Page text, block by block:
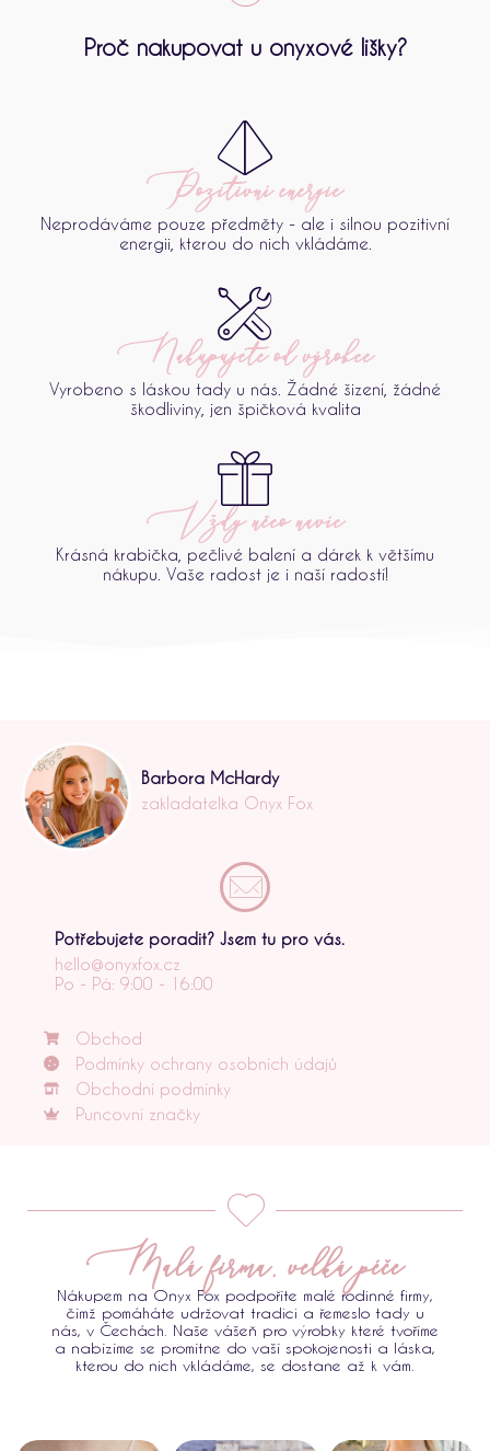
Proč nakupovat u onyxové lišky?
Pozitivní energie
Neprodáváme pouze předměty - ale i silnou pozitivní
energii, kterou do nich vkládáme.
Nakupujete od výrobce
Vyrobeno s láskou tady u nás. Žádné šizení, žádné
škodliviny, jen špičková kvalita
Vždy něco navíc
Krásná krabička, pečlivé balení a dárek k většímu
nákupu. Vaše radost je i naší radostí!
Barbora McHardy
zakladatelka Onyx Fox
Potřebujete poradit? Jsem tu pro vás.
hello@onyxfox.cz
Po - Pá: 9:00 - 16:00
Obchod
Podmínky ochrany osobních údajů
Obchodní podmínky
Puncovní značky
Malá firma, velká péče
Nákupem na Onyx Fox podpoříte malé rodinné firmy,
čímž pomáháte udržovat tradici a řemeslo tady u
nás, v Čechách. Naše vášeň pro výrobky které tvoříme
a nabízíme se promítne do vaší spokojenosti a láska,
kterou do nich vkládáme, se dostane až k vám.